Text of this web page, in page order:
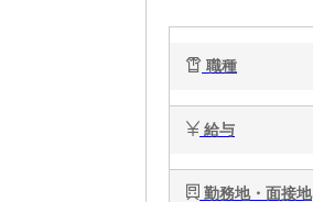
職種
給与
勤務地・面接地